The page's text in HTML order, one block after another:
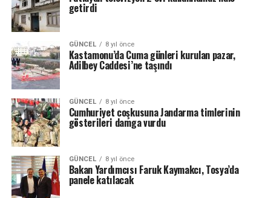
getirdi
GÜNCEL 8 yıl önce
Kastamonu’da Cuma günleri kurulan pazar,
Adilbey Caddesi’ne taşındı
GÜNCEL 8 yıl önce
Cumhuriyet coşkusuna Jandarma timlerinin
gösterileri damga vurdu
GÜNCEL 8 yıl önce
Bakan Yardımcısı Faruk Kaymakcı, Tosya’da
panele katılacak